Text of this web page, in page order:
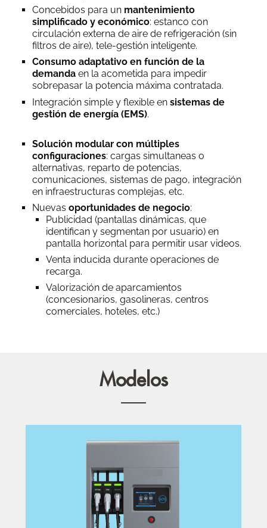
Concebidos para un mantenimiento
simplificado y económico: estanco con
circulación externa de aire de refrigeración (sin
filtros de aire), tele-gestión inteligente.
Consumo adaptativo en función de la
demandaen la acometida para impedir
sobrepasar la potencia máxima contratada.
Integración simple y flexible en sistemas de
gestión de energía (EMS).
Solución modular con múltiples
configuraciones: cargas simultaneas o
alternativas, reparto de potencias,
comunicaciones, sistemas de pago, integración
en infraestructuras complejas, etc.
Nuevas oportunidades de negocio:
Publicidad (pantallas dinámicas, que
identifican y segmentan por usuario) en
pantalla horizontal para permitir usar videos.
Venta inducida durante operaciones de
recarga.
Valorización de aparcamientos
(concesionarios, gasolineras, centros
comerciales, hoteles, etc.)
Modelos